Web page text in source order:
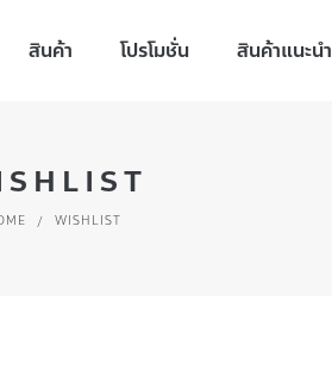
สินค้า โปรโมชั่น สินค้าแนะนำ
/ WISHLIST